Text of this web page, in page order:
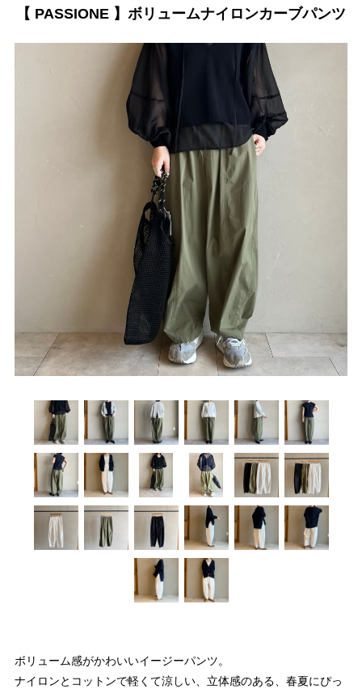
【 PASSIONE 】ボリュームナイロンカーブパンツ
ボリューム感がかわいいイージーパンツ。
ナイロンとコットンで軽くて涼しい、立体感のある、春夏にぴっ